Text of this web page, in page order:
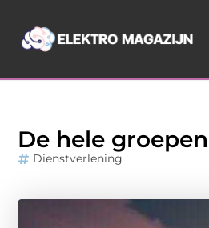
De hele
Dienstverlening